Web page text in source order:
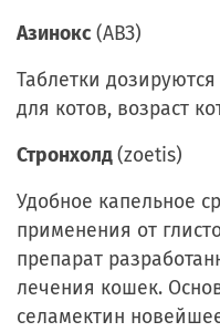
Азинокс (АВЗ)
Таблетки
для котов, возраст
Стронхолд(zoetis)
Удобное капельное
применения от
препарат
лечения кошек.
селамектин